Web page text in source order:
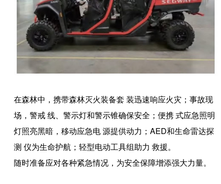
在森林中，携带森林灭火装备套 装迅速响应火灾；事故现
场，警戒 线、警示灯和警示锥确保安全；便携 式应急照明
灯照亮黑暗，移动应急电 源提供动力；AED和生命雷达探
测 仪为生命护航；轻型电动工具组助力 救援。
随时准备应对各种紧急情况，为安全保障增添强大力量。